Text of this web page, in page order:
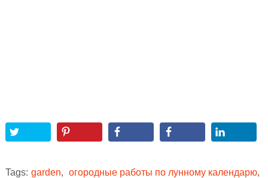
Tags: garden, огородные работы по лунному календарю,